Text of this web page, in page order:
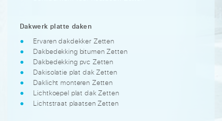
Dakwerk platte daken
Ervaren dakdekker Zetten
Dakbedekking bitumen Zetten
Dakbedekking pvc Zetten
Dakisolatie plat dak Zetten
Daklicht monteren Zetten
Lichtkoepel plat dak Zetten
Lichtstraat plaatsen Zetten